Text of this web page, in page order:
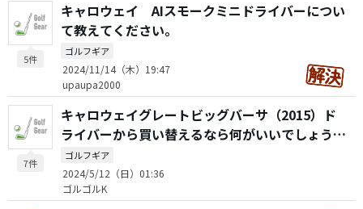
5件
キャロウェイ AIスモークミニドライバーについ
て教えてください。
ゴルフギア
2024/11/14（木）19:47
upaupa2000
7件
キャロウェイグレートビッグバーサ（2015）ド
ライバーから買い替えるなら何がいいでしょう
か？
ゴルフギア
2024/5/12（日）01:36
ゴルゴルK